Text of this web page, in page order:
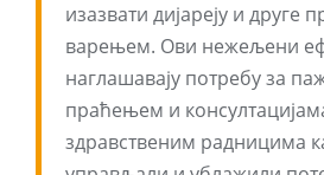
изазвати дијареју и друге
варењем. Ови нежељени
наглашавају потребу за
праћењем и
здравственим радницима